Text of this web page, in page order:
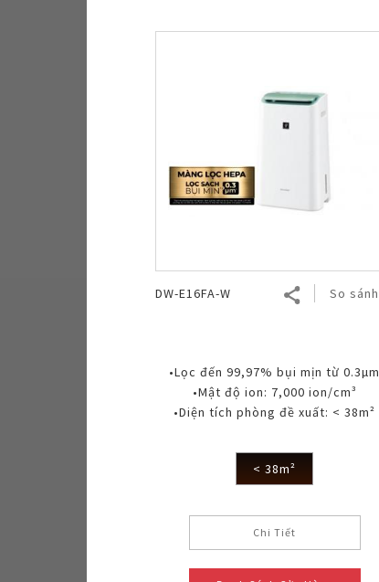
DW-E16FA-W So sánh
•Lọc đến 99,97% bụi mịn từ 0.3µm
•Mật độ ion: 7,000 ion/cm³
•Diện tích phòng đề xuất: < 38m²
< 38m²
Chi Tiết